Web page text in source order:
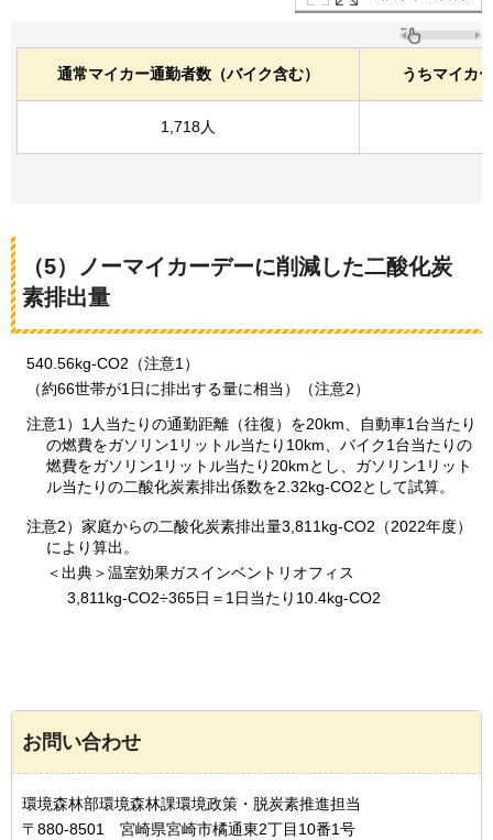
通常マイカー通勤者数（バイク含む） うちマイカ
1,718人
（5）ノーマイカーデーに削減した二酸化炭
素排出量
540.56kg-CO2（注意1）
（約66世帯が1日に排出する量に相当）（注意2）
注意1）1人当たりの通勤距離（往復）を20km、自動車1台当たり
の燃費をガソリン1リットル当たり10km、バイク1台当たりの
燃費をガソリン1リットル当たり20kmとし、ガソリン1リット
ル当たりの二酸化炭素排出係数を2.32kg-CO2として試算。
注意2）家庭からの二酸化炭素排出量3,811kg-CO2（2022年度）
により算出。
＜出典＞温室効果ガスインベントリオフィス
3,811kg-CO2÷365日＝1日当たり10.4kg-CO2
お問い合わせ
環境森林部環境森林課環境政策・脱炭素推進担当
〒880-8501 宮崎県宮崎市橘通東2丁目10番1号